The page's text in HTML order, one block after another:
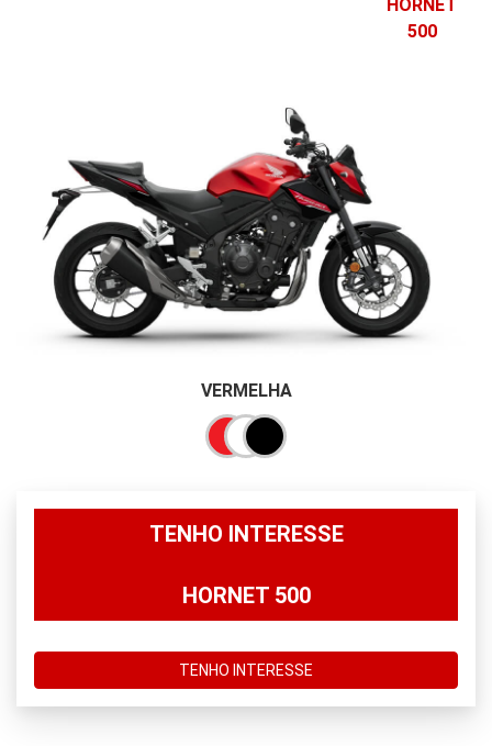
HORNET
500
VERMELHA
TENHO INTERESSE
HORNET 500
TENHO INTERESSE